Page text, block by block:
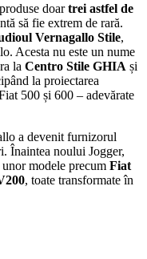
doartrei astfel de
să fie extrem de rară.
Vernagallo Stile,
Acesta nu este un nume
la Centro Stile GHIA și
la proiectarea
500 și 600 – adevărate
a devenit furnizorul
Înaintea noului Jogger,
modele precum Fiat
, toate transformate în